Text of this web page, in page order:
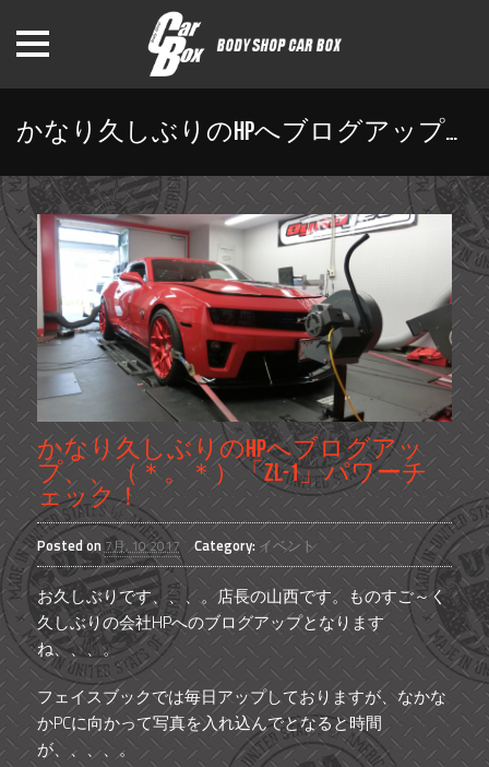
カーボックスについて
修理・点検・保証制度
スタッフ紹介
お問い合わせ
かなり久しぶりのHPへブログアップ、、（＊。＊）「ZL-1」パワーチェック！
HOME › かなり久しぶりのHPへブログアップ、、（＊。＊）「ZL-1」パ
かなり久しぶりのHPへブログアッ
プ、、（＊。＊）「ZL-1」パワーチ
ェック！
Posted on 7月, 10 2017 Category: イベント
お久しぶりです、、、。店長の山西です。ものすご～く
久しぶりの会社HPへのブログアップとなります
ね、、、。
フェイスブックでは毎日アップしておりますが、なかな
かPCに向かって写真を入れ込んでとなると時間
が、、、、。